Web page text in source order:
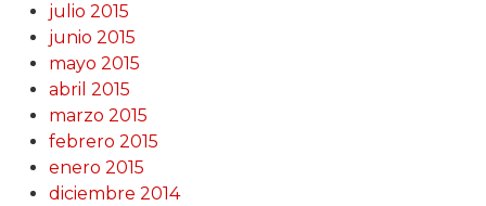
julio 2015
junio 2015
mayo 2015
abril 2015
marzo 2015
febrero 2015
enero 2015
diciembre 2014